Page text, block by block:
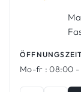
Mo-fr : 08:00 -